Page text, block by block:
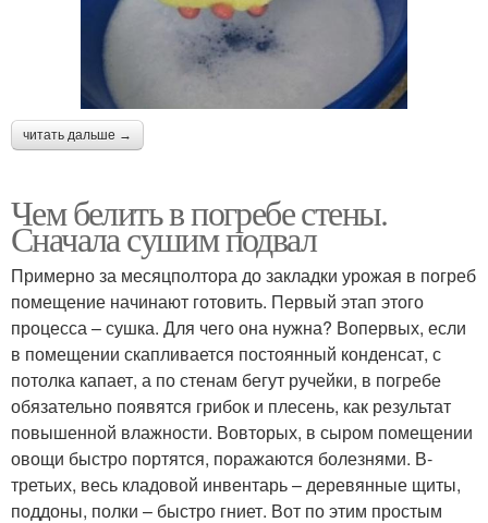
читать дальше →
Чем белить в погребе стены.
Сначала сушим подвал
Примерно за месяц­полтора до закладки урожая в погреб
помещение начинают готовить. Первый этап этого
процесса – сушка. Для чего она нужна? Во­первых, если
в помещении скапливается постоянный конденсат, с
потолка капает, а по стенам бегут ручейки, в погребе
обязательно появятся грибок и плесень, как результат
повышенной влажности. Во­вторых, в сыром помещении
овощи быстро портятся, поражаются болезнями. В­
третьих, весь кладовой инвентарь – деревянные щиты,
поддоны, полки – быстро гниет. Вот по этим простым